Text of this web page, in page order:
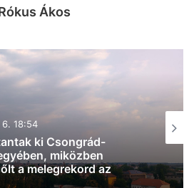
Ákos
18:11
volt a Kiskunfélegyháza
tűz, ami a szegedi
okozta